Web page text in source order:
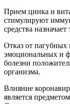
Прием цинка и
стимулируют
средства назначает
Отказ от пагубных
эмоциональных и
болезни
организма.
Влияние
является